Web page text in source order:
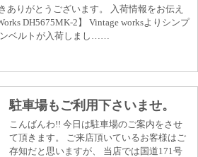
ありがとうございます。 入荷情報をお伝え
DH5675MK-2】 Vintage worksよりシンプ
ベルトが入荷しまし……
駐車場もご利用下さいませ。
こんばんわ!! 今日は駐車場のご案内をさせ
て頂きます。 ご来店頂いているお客様はご
存知だと思いますが、 当店では国道171号